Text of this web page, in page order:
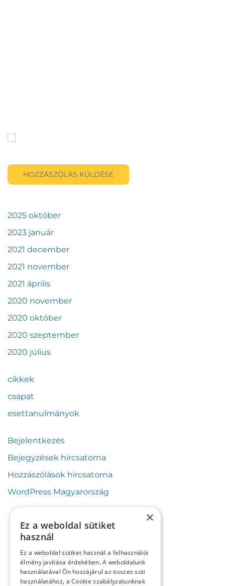
HOZZÁSZÓLÁS KÜLDÉSE
2025 október
2023 január
2021 december
2021 november
2021 április
2020 november
2020 október
2020 szeptember
2020 július
cikkek
csapat
esettanulmányok
Bejelentkezés
Bejegyzések hírcsatorna
Hozzászólások hírcsatorna
WordPress Magyarország
×
Ez a weboldal sütiket
használ
Ez a weboldal sütiket használ a felhasználói
élmény javítása érdekében. A weboldalunk
használatával Ön hozzájárul az összes süti
használatához, a Cookie szabályzatunknak